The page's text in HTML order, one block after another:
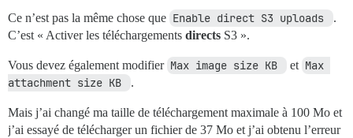
Ce n’est pas la même chose que Enable direct S3 uploads
.
C’est « Activer les téléchargements directs S3 ».
Vous devez également modifier Max image size KB et Max
attachment size KB
.
Mais j’ai changé ma taille de téléchargement maximale à 100 Mo et
j’ai essayé de télécharger un fichier de 37 Mo et j’ai obtenu l’erreur